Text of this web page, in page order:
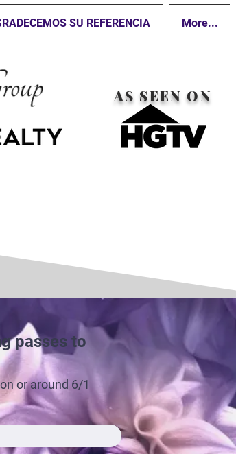
SU REFERENCIA More...
AS SEEN ON
passes to
or around 6/1